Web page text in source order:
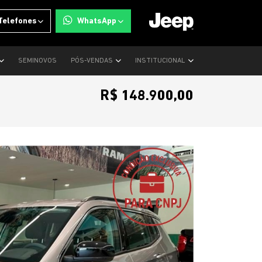
WhatsApp
SEMINOVOS PÓS-VENDAS INSTITUCIONAL
R$ 148.900,00